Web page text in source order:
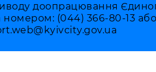
доопрацювання
номером: (044) 366-80-13